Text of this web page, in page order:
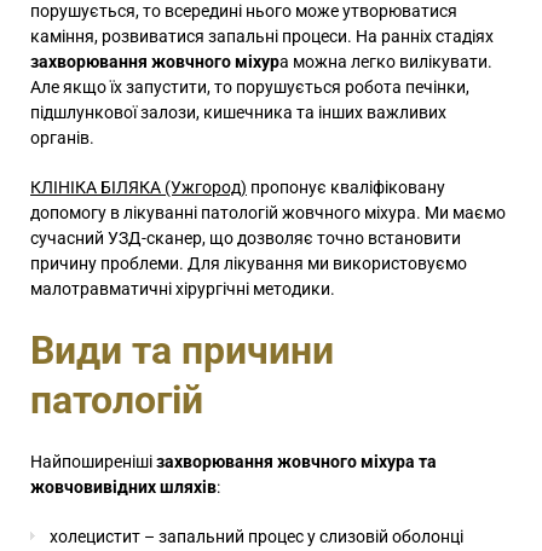
порушується, то всередині нього може утворюватися
каміння, розвиватися запальні процеси. На ранніх стадіях
захворювання жовчного міхура можна легко вилікувати.
Але якщо їх запустити, то порушується робота печінки,
підшлункової залози, кишечника та інших важливих
органів.
КЛІНІКА БІЛЯКА (Ужгород) пропонує кваліфіковану
допомогу в лікуванні патологій жовчного міхура. Ми маємо
сучасний УЗД-сканер, що дозволяє точно встановити
причину проблеми. Для лікування ми використовуємо
малотравматичні хірургічні методики.
Види та причини
патологій
Найпоширенішізахворювання жовчного міхура та
жовчовивідних шляхів:
холецистит – запальний процес у слизовій оболонці